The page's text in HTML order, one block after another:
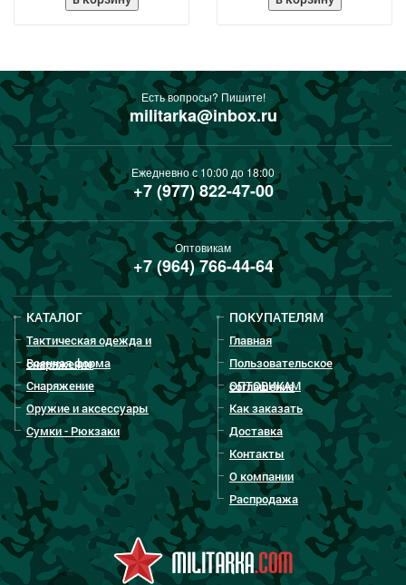
Есть вопросы? Пишите!
militarka@inbox.ru
Ежедневно с 10:00 до 18:00
+7 (977) 822-47-00
Оптовикам
+7 (964) 766-44-64
КАТАЛОГ
Тактическая одежда и
снаряжение
Военная форма
Снаряжение
Оружие и аксессуары
Сумки - Рюкзаки
ПОКУПАТЕЛЯМ
Главная
Пользовательское
соглашение
ОПТОВИКАМ
Как заказать
Доставка
Контакты
О компании
Распродажа